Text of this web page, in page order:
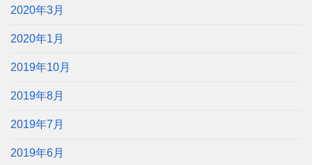
2020年3月
2020年1月
2019年10月
2019年8月
2019年7月
2019年6月